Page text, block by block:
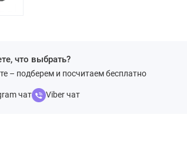
что выбрать?
– подберем и посчитаем бесплатно
чат Viber чат